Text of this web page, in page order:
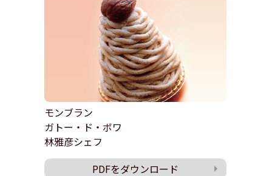
モンブラン
ガトー・ド・ボワ
林雅彦シェフ
PDFをダウンロード